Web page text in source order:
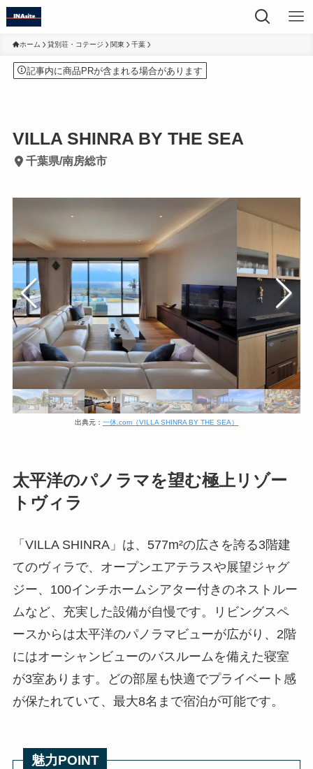
ホーム 貸別荘・コテージ 関東 千葉
記事内に商品PRが含まれる場合があります
VILLA SHINRA BY THE SEA
千葉県/南房総市
出典元： 一休.com（VILLA SHINRA BY THE SEA）
太平洋のパノラマを望む極上リゾー
トヴィラ
「VILLA SHINRA」は、577m²の広さを誇る3階建
てのヴィラで、オープンエアテラスや展望ジャグ
ジー、100インチホームシアター付きのネストルー
ムなど、充実した設備が自慢です。リビングスペ
ースからは太平洋のパノラマビューが広がり、2階
にはオーシャンビューのバスルームを備えた寝室
が3室あります。どの部屋も快適でプライベート感
が保たれていて、最大8名まで宿泊が可能です。
魅力POINT